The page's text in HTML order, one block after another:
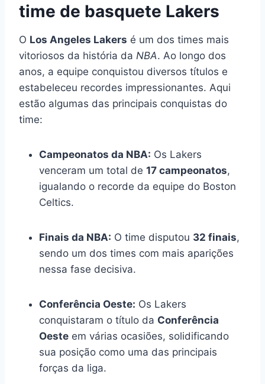
time de basquete Lakers
O Los Angeles Lakers é um dos times mais
vitoriosos da história da NBA. Ao longo dos
anos, a equipe conquistou diversos títulos e
estabeleceu recordes impressionantes. Aqui
estão algumas das principais conquistas do
time:
Campeonatos da NBA: Os Lakers
venceram um total de 17 campeonatos,
igualando o recorde da equipe do Boston
Celtics.
Finais da NBA: O time disputou 32 finais,
sendo um dos times com mais aparições
nessa fase decisiva.
Conferência Oeste: Os Lakers
conquistaram o título da Conferência
Oeste em várias ocasiões, solidificando
sua posição como uma das principais
forças da liga.